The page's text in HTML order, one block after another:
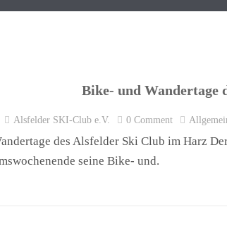
Bike- und Wandertage
Alsfelder SKI-Club e.V. 0 Comment
des Alsfelder Ski Club im Harz
seine Bike- und.